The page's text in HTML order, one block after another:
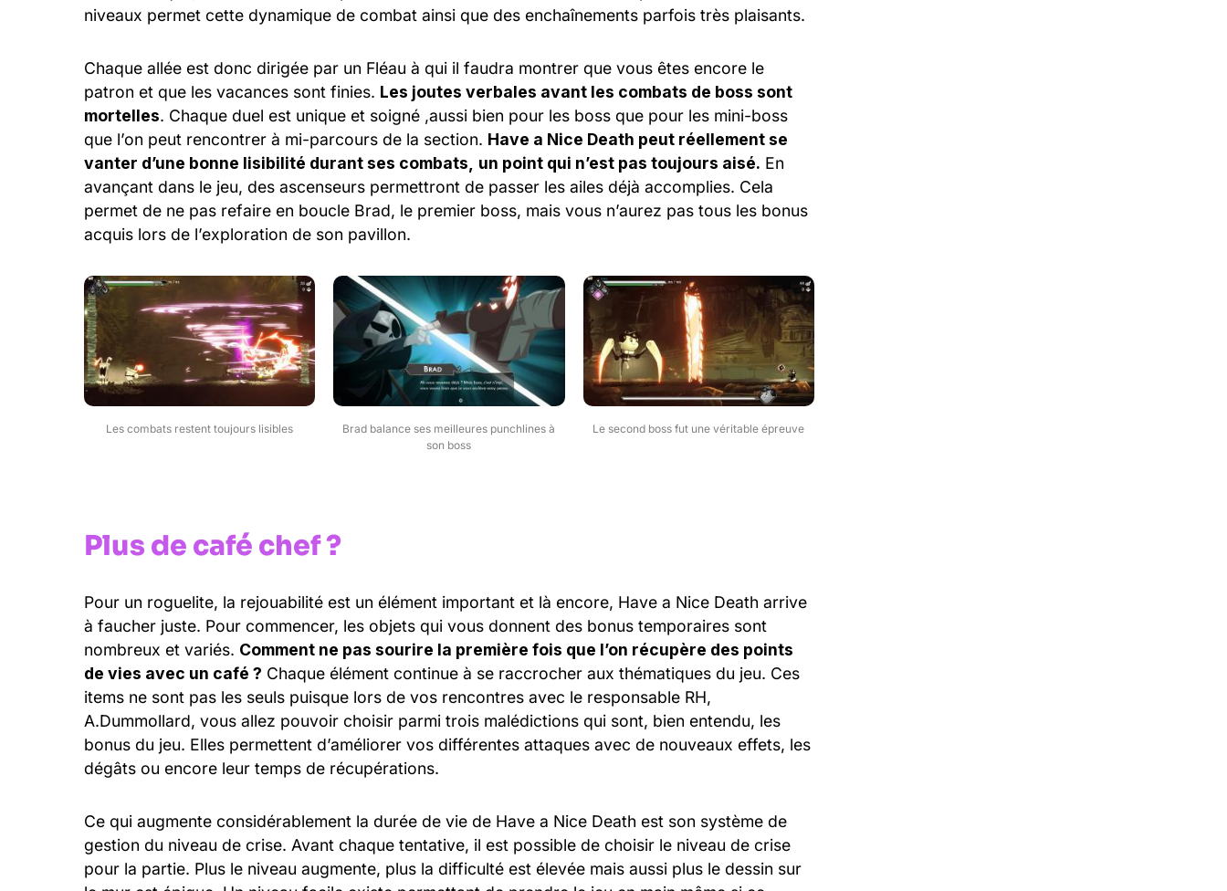
niveaux permet cette dynamique de combat ainsi que des enchaînements parfois très plaisants.
Chaque allée est donc dirigée par un Fléau à qui il faudra montrer que vous êtes encore le
patron et que les vacances sont finies. Les joutes verbales avant les combats de boss sont
mortelles. Chaque duel est unique et soigné ,aussi bien pour les boss que pour les mini-boss
que l’on peut rencontrer à mi-parcours de la section. Have a Nice Death peut réellement se
vanter d’une bonne lisibilité durant ses combats,
un point qui n’est pas toujours aisé. En
avançant dans le jeu, des ascenseurs permettront de passer les ailes déjà accomplies. Cela
permet de ne pas refaire en boucle Brad, le premier boss, mais vous n’aurez pas tous les bonus
acquis lors de l’exploration de son pavillon.
Les combats restent toujours lisibles
Brad balance ses meilleures punchlines à
son boss
Le second boss fut une véritable épreuve
Plus de café chef ?
Pour un roguelite, la rejouabilité est un élément important et là encore, Have a Nice Death arrive
à faucher juste. Pour commencer, les objets qui vous donnent des bonus temporaires sont
nombreux et variés. Comment ne pas sourire la première fois que l’on récupère des points
de vies avec un café ? Chaque élément continue à se raccrocher aux thématiques du jeu. Ces
items ne sont pas les seuls puisque lors de vos rencontres avec le responsable RH,
A.Dummollard, vous allez pouvoir choisir parmi trois malédictions qui sont, bien entendu, les
bonus du jeu. Elles permettent d’améliorer vos différentes attaques avec de nouveaux effets, les
dégâts ou encore leur temps de récupérations.
Ce qui augmente considérablement la durée de vie de Have a Nice Death est son système de
gestion du niveau de crise. Avant chaque tentative, il est possible de choisir le niveau de crise
pour la partie. Plus le niveau augmente, plus la difficulté est élevée mais aussi plus le dessin sur